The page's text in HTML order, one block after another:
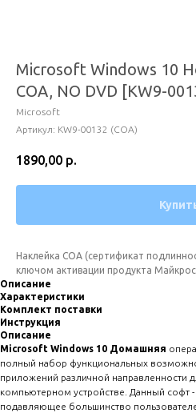
Microsoft Windows 10
COA, NO DVD [KW9-
Microsoft
Артикул: KW9-00132 (COA)
1890,00 р.
Наклейка СOA (сертификат
ключом активации продукта
Описание
Характеристики
Комплект поставки
Инструкция
Описание
Microsoft Windows 10 Домашняя
полный набор функциональных
приложений различной направленности
компьютерном устройстве. Данный софт
подавляющее большинство